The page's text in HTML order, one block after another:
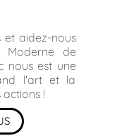
et aidez-nous
Moderne de
nous est une
l'art et la
!